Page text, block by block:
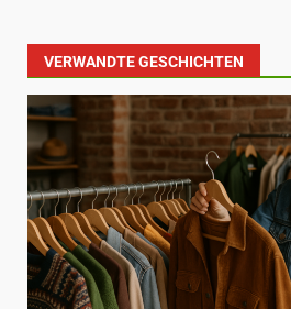
VERWANDTE GESCHICHTEN